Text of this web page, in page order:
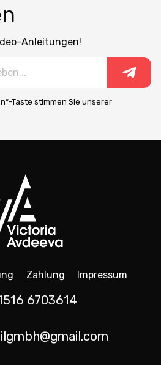
Anleitungen!
Taste stimmen Sie unserer
Zahlung Impressum
6703614